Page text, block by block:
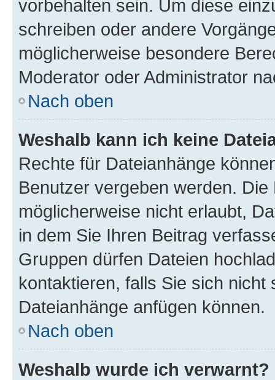
vorbehalten sein. Um diese
schreiben oder andere
möglicherweise besondere
Moderator oder Administrator
Nach oben
Weshalb kann ich keine
Rechte für Dateianhänge
Benutzer vergeben werden.
möglicherweise nicht erlaubt,
in dem Sie Ihren Beitrag
Gruppen dürfen Dateien
kontaktieren, falls Sie sich
Dateianhänge anfügen können.
Nach oben
Weshalb wurde ich verwarnt?